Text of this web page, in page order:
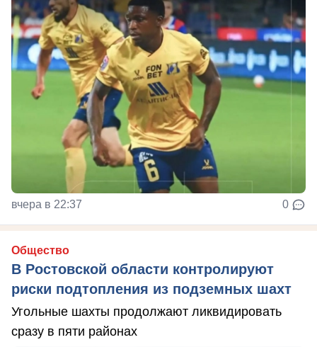
вчера в 22:37 0
Общество
В Ростовской области контролируют
риски подтопления из подземных шахт
Угольные шахты продолжают ликвидировать
сразу в пяти районах